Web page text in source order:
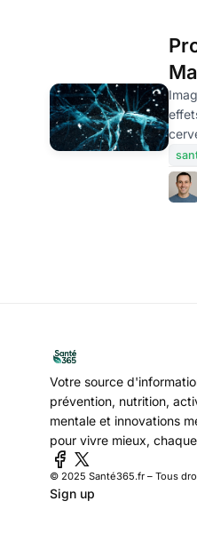
Votre source
prévention, nutrition,
mentale et innovations
pour vivre mieux,
© 2025 Santé365.fr – Tous
Sign up